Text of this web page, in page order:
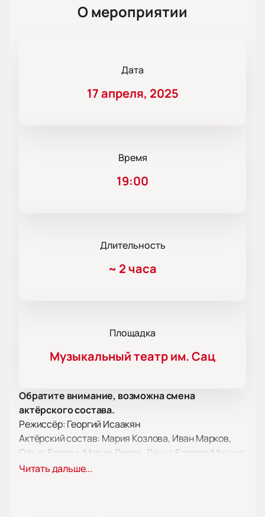
О мероприятии
Дата
17 апреля, 2025
Время
19:00
Длительность
~ 2 часа
Площадка
Музыкальный театр им. Сац
Обратите внимание, возможна смена
актёрского состава.
Режиссёр: Георгий Исаакян
Актёрский состав: Мария Козлова, Иван Марков,
Ольга Белова, Мария Деева, Денис Болдов, Михаил
Гущенко, Петр Сизов, Андрей Юрковский, Вера
Читать дальше...